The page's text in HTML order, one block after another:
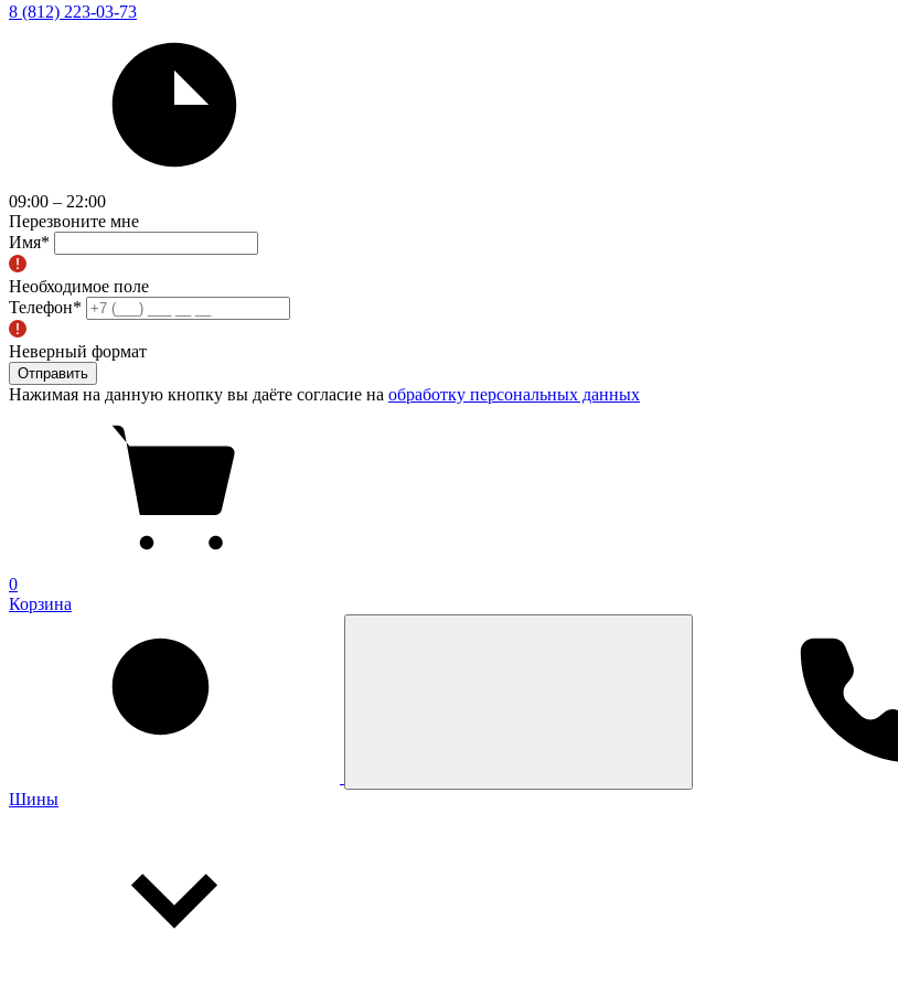
8 (812) 223-03-73
09:00 – 22:00
Перезвоните мне
Имя*
Необходимое поле
Телефон*
Неверный формат
Отправить
Нажимая на данную кнопку вы даёте согласие на обработку персональных данных
0
Корзина
Шины